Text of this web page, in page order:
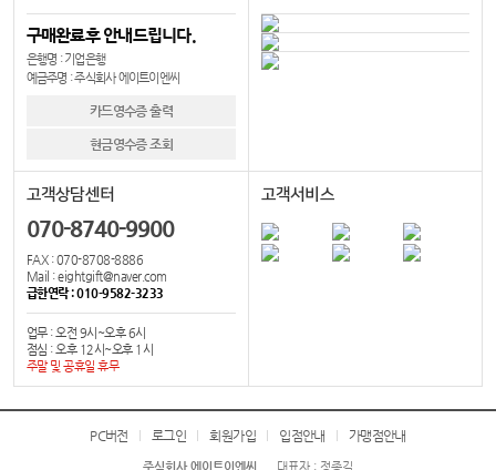
구매완료후 안내드립니다.
은행명 : 기업은행
예금주명 : 주식회사 에이트이엔씨
카드영수증 출력
현금영수증 조회
고객상담센터
070-8740-9900
FAX : 070-8708-8886
Mail : eightgift@naver.com
급한연락 : 010-9582-3233
업무 : 오전 9시~오후 6시
점심 : 오후 12시~오후 1시
주말 및 공휴일 휴무
고객서비스
PC버전 로그인 회원가입 입점안내 가맹점안내
주식회사 에이트이엔씨 대표자 : 정종길